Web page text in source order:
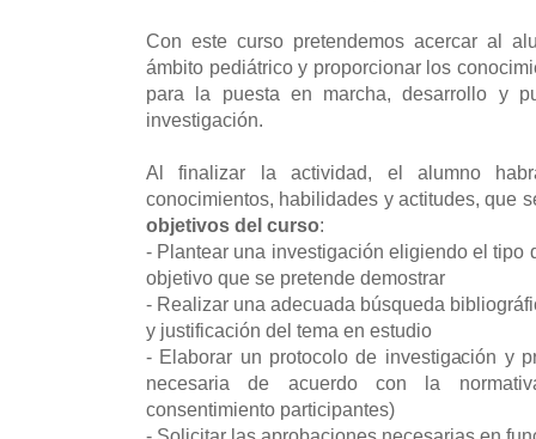
Con este curso pretendemos acercar al
ámbito pediátrico y proporcionar los
para la puesta en marcha, desarrollo y
investigación.
Al finalizar la actividad, el alumno
conocimientos, habilidades y actitudes, que
objetivos del curso:
- Plantear una investigación eligiendo el tipo
objetivo que se pretende demostrar
- Realizar una adecuada búsqueda
y justificación del tema en estudio
- Elaborar un protocolo de investigación y
necesaria de acuerdo con la
consentimiento participantes)